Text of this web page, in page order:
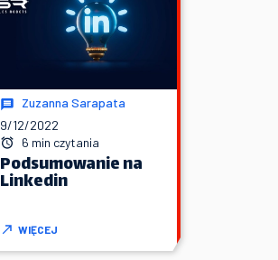
Zuzanna Sarapata
9/12/2022
6 min czytania
Podsumowanie na
Linkedin
WIĘCEJ